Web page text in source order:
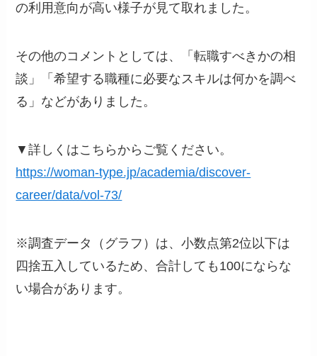
の利用意向が高い様子が見て取れました。
その他のコメントとしては、「転職すべきかの相
談」「希望する職種に必要なスキルは何かを調べ
る」などがありました。
▼詳しくはこちらからご覧ください。
https://woman-type.jp/academia/discover-
career/data/vol-73/
※調査データ（グラフ）は、小数点第2位以下は
四捨五入しているため、合計しても100にならな
い場合があります。